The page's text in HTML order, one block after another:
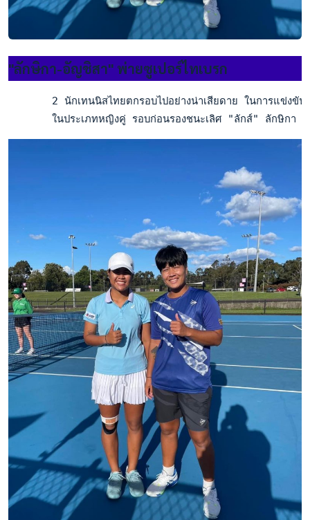
"ลักษิกา-อัญชิสา" พ่ายซูเปอร์ไทเบรก
2 นักเทนนิสไทยตกรอบไปอย่างน่าเสียดาย ในการแข่งขั
ในประเภทหญิงคู่ รอบก่อนรองชนะเลิศ "ลักส์" ลักษิกา